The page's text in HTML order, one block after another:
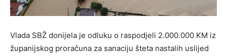
Vlada SBŽ donijela je odluku o raspodjeli 2.000.000 KM iz
županijskog proračuna za sanaciju šteta nastalih uslijed